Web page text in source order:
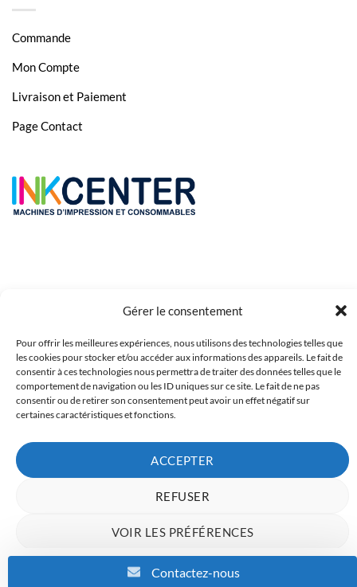
Gérer le consentement
Pour offrir les meilleures expériences, nous utilisons des technologies telles que
les cookies pour stocker et/ou accéder aux informations des appareils. Le fait de
consentir à ces technologies nous permettra de traiter des données telles que le
comportement de navigation ou les ID uniques sur ce site. Le fait de ne pas
consentir ou de retirer son consentement peut avoir un effet négatif sur
certaines caractéristiques et fonctions.
ACCEPTER
REFUSER
VOIR LES PRÉFÉRENCES
Charte de donnéesPolitique de confidentialité
Commande
Mon Compte
Livraison et Paiement
Page Contact
Copyright 2023 © Inkcenter - Webdesign byMedia84
Contactez-nous